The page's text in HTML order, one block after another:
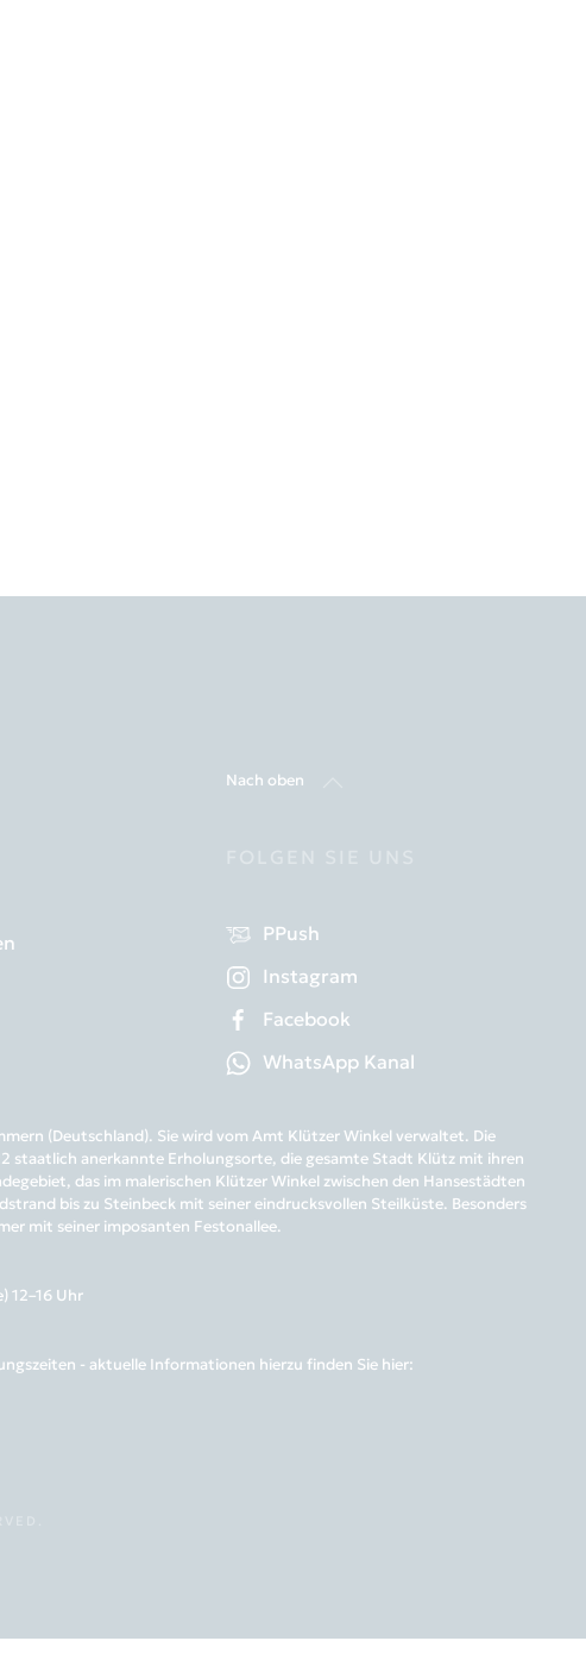
Nach oben
PPush
Instagram
Facebook
WhatsApp Kanal
(Deutschland). Sie wird vom Amt Klützer Winkel verwaltet. Die
anerkannte Erholungsorte, die gesamte Stadt Klütz mit ihren
das im malerischen Klützer Winkel zwischen den Hansestädten
bis zu Steinbeck mit seiner eindrucksvollen Steilküste. Besonders
mit seiner imposanten Festonallee.
12–16 Uhr
- aktuelle Informationen hierzu finden Sie hier: